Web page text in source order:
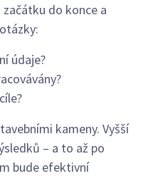
do konce a
údaje?
kameny. Vyšší
– a to až po
bude efektivní